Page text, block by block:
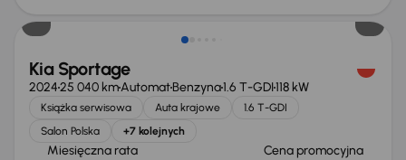
Kia Sportage
202425 040 kmAutomatBenzyna1.6 T-GDI118 kW
Książka serwisowa Auta krajowe
1.6 T-GDI
Salon Polska
+7 kolejnych
Miesięczna rata Cena promocyjna